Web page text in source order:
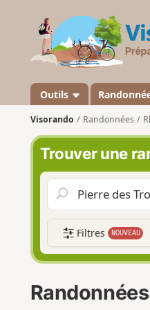
Outils
Visorando Randonnées
Trouver une
Filtres NOUVEAU